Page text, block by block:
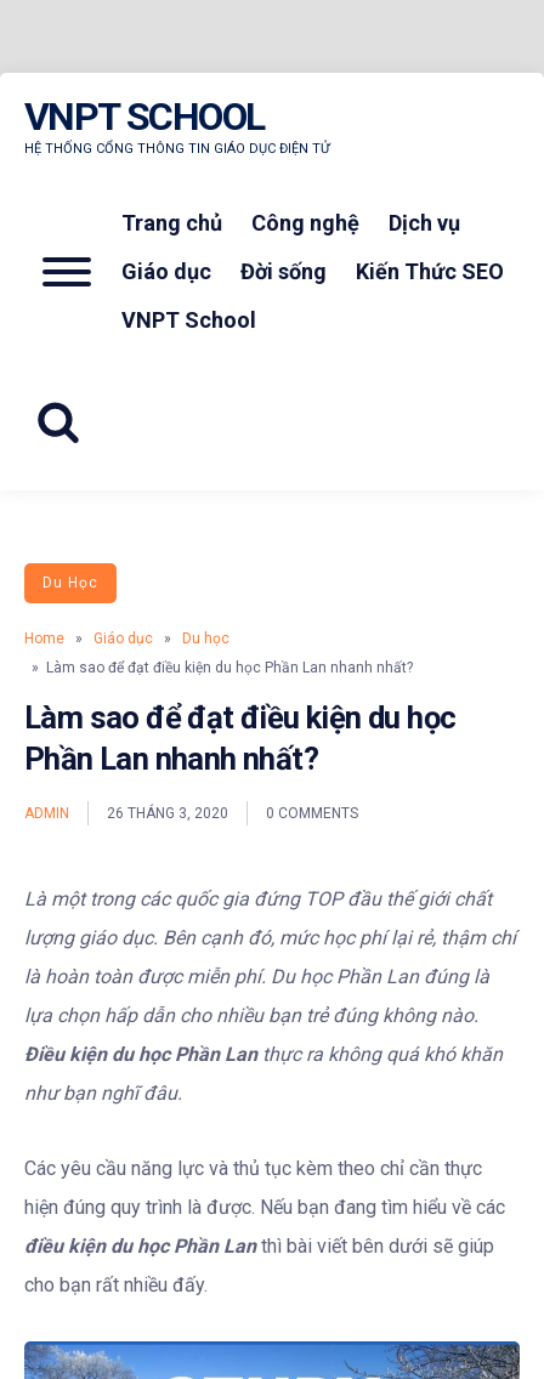
content
VNPT SCHOOL
HỆ THỐNG CỔNG THÔNG TIN GIÁO DỤC ĐIỆN TỬ
Menu
Trang chủ Công nghệ
Dịch vụ
Giáo dục
Đời sống
Kiến Thức SEO
VNPT School
Du Học
Home » Giáo dục »
Du học
» Làm sao để đạt điều kiện du học Phần Lan nhanh nhất?
Làm sao để đạt điều kiện du học
Phần Lan nhanh nhất?
ADMIN 26 THÁNG 3, 2020 0 COMMENTS
Là một trong các quốc gia đứng TOP đầu thế giới chất
lượng giáo dục. Bên cạnh đó, mức học phí lại rẻ, thậm chí
là hoàn toàn được miễn phí. Du học Phần Lan đúng là
lựa chọn hấp dẫn cho nhiều bạn trẻ đúng không nào.
Điều kiện du học Phần Lanthực ra không quá khó khăn
như bạn nghĩ đâu.
Các yêu cầu năng lực và thủ tục kèm theo chỉ cần thực
hiện đúng quy trình là được. Nếu bạn đang tìm hiểu về các
điều kiện du học Phần Lanthì bài viết bên dưới sẽ giúp
cho bạn rất nhiều đấy.